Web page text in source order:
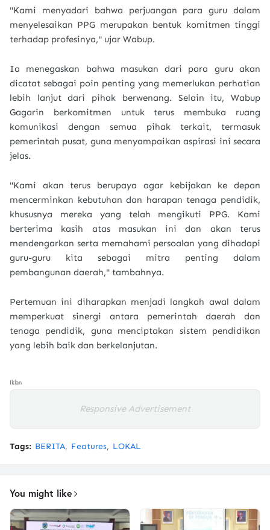
"Kami menyadari bahwa perjuangan para guru dalam
menyelesaikan PPG merupakan bentuk komitmen tinggi
terhadap profesinya," ujar Wabup.
Ia menegaskan bahwa masukan dari para guru akan
dicatat sebagai poin penting yang memerlukan perhatian
lebih lanjut dari pihak berwenang. Selain itu, Wabup
Gagarin berkomitmen untuk terus membuka ruang
komunikasi dengan semua pihak terkait, termasuk
pemerintah pusat, guna menyampaikan aspirasi ini secara
jelas.
"Kami akan terus berupaya agar kebijakan ke depan
mencerminkan kebutuhan dan harapan tenaga pendidik,
khususnya mereka yang telah mengikuti PPG. Kami
berterima kasih atas masukan ini dan akan terus
mendengarkan serta memahami persoalan yang dihadapi
guru-guru kita sebagai mitra penting dalam
pembangunan daerah," tambahnya.
Pertemuan ini diharapkan menjadi langkah awal dalam
memperkuat sinergi antara pemerintah daerah dan
tenaga pendidik, guna menciptakan sistem pendidikan
yang lebih baik dan berkelanjutan.
Iklan
Responsive Advertisement
Tags: BERITA Features LOKAL
You might like